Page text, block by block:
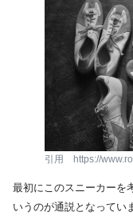
引用 https://
最初にこのスニーカーを
いうのが通説となってい